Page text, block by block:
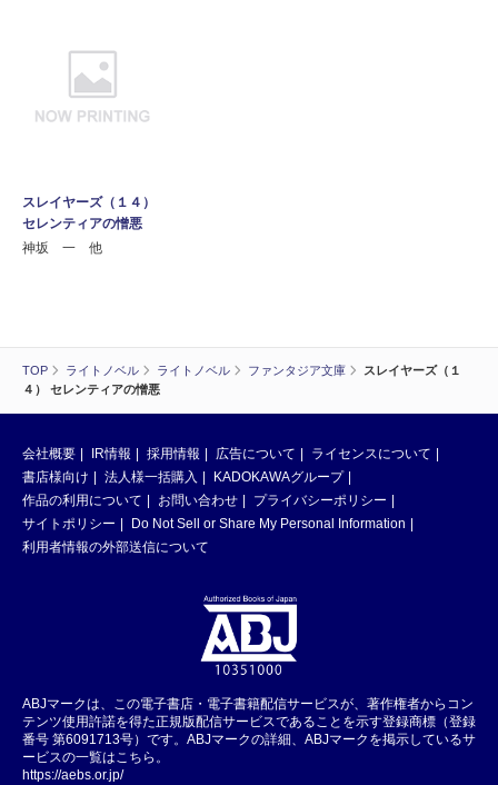
TOP ライトノベル ライトノベル ファンタジア文庫
スレイヤーズ（１
４） セレンティアの憎悪
スレイヤーズ（１４）
セレンティアの憎悪
神坂 一 他
会社概要 IR情報 採用情報 広告について
ライセンスについて
書店様向け
法人様一括購入
KADOKAWAグループ
作品の利用について
お問い合わせ
プライバシーポリシー
サイトポリシー
Do Not Sell or Share My Personal Information
利用者情報の外部送信について
ABJマークは、この電子書店・電子書籍配信サービスが、著作権者からコン
テンツ使用許諾を得た正規版配信サービスであることを示す登録商標（登録
番号 第6091713号）です。ABJマークの詳細、ABJマークを掲示しているサ
ービスの一覧はこちら。
https://aebs.or.jp/